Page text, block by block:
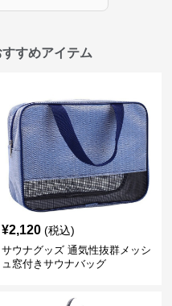
すめアイテム
¥2,120 (税込)
サウナグッズ 通気性抜群メッシ
ュ窓付きサウナバッグ